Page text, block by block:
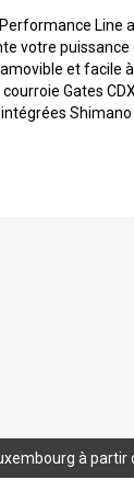
Line
votre puissance
et facile
Gates
Shimano
à partir